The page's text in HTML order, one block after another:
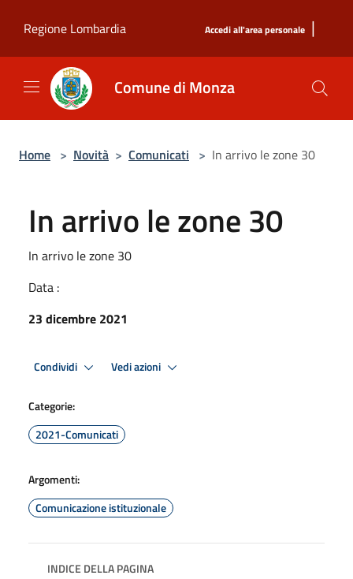
Regione Lombardia
Accedi all'area personale |
Comune di Monza
Home > Novità > Comunicati > In arrivo le zone 30
In arrivo le zone 30
In arrivo le zone 30
Data :
23 dicembre 2021
Condividi Vedi azioni
Categorie:
2021-Comunicati
Argomenti:
Comunicazione istituzionale
INDICE DELLA PAGINA